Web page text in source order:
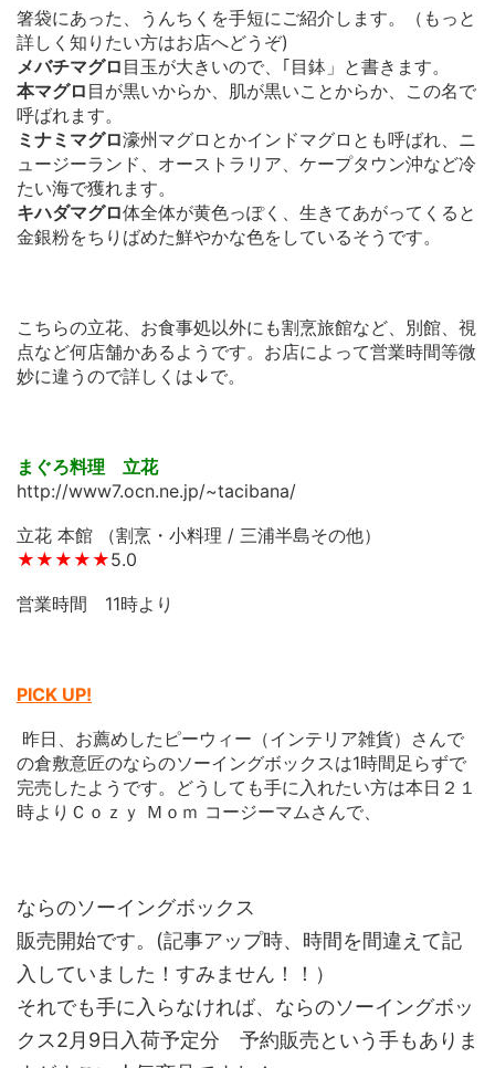
箸袋にあった、うんちくを手短にご紹介します。（もっと
詳しく知りたい方はお店へどうぞ)
メバチマグロ 目玉が大きいので、｢目鉢」と書きます。
本マグロ 目が黒いからか、肌が黒いことからか、この名で
呼ばれます。
ミナミマグロ濠州マグロとかインドマグロとも呼ばれ、ニ
ュージーランド、オーストラリア、ケープタウン沖など冷
たい海で獲れます。
キハダマグロ体全体が黄色っぽく、生きてあがってくると
金銀粉をちりばめた鮮やかな色をしているそうです。
こちらの立花、お食事処以外にも割烹旅館など、別館、視
点など何店舗かあるようです。お店によって営業時間等微
妙に違うので詳しくは↓で。
まぐろ料理 立花
http://www7.ocn.ne.jp/~tacibana/
立花 本館 （割烹・小料理 / 三浦半島その他）
★★★★★5.0
営業時間 11時より
PICK UP!
昨日、お薦めしたピーウィー（インテリア雑貨）さんで
の倉敷意匠のならのソーイングボックスは1時間足らずで
完売したようです。どうしても手に入れたい方は本日２１
時よりＣｏｚｙ Ｍｏｍ コージーマムさんで、
ならのソーイングボックス
販売開始です。(記事アップ時、時間を間違えて記
入していました！すみません！！）
それでも手に入らなければ、ならのソーイングボッ
クス2月9日入荷予定分 予約販売という手もありま